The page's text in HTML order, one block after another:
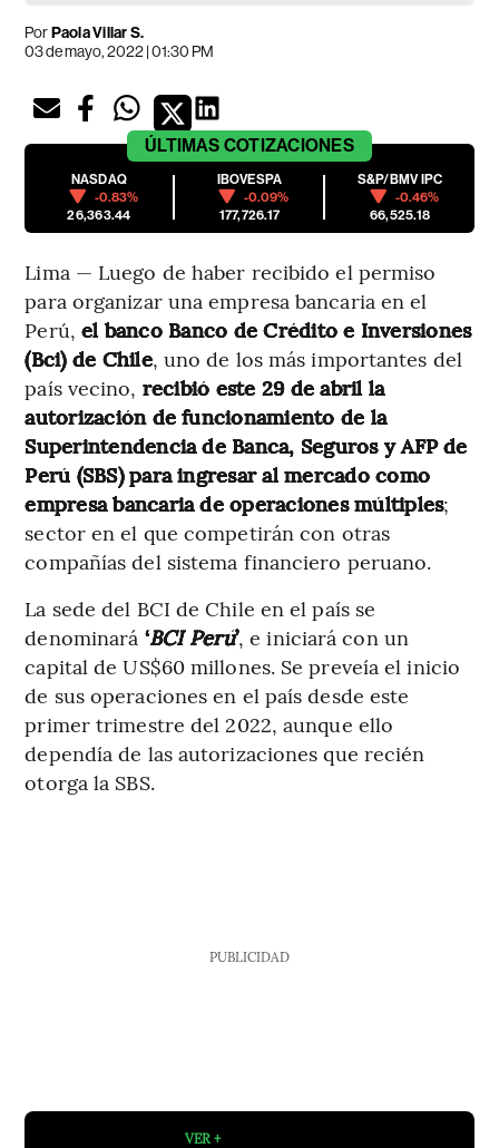
PorPaola Villar S.
03 de mayo, 2022 | 01:30 PM
ÚLTIMAS COTIZACIONES
NASDAQ
-0.83%
26,363.44
IBOVESPA
-0.09%
177,726.17
S&P/BMV IPC
-0.46%
66,525.18
Lima — Luego de haber recibido el permiso
para organizar una empresa bancaria en el
Perú, el banco Banco de Crédito e Inversiones
(Bci) de Chile, uno de los más importantes del
país vecino, recibió este 29 de abril la
autorización de funcionamiento de la
Superintendencia de Banca, Seguros y AFP de
Perú (SBS) para ingresar al mercado como
empresa bancaria de operaciones múltiples;
sector en el que competirán con otras
compañías del sistema financiero peruano.
La sede del BCI de Chile en el país se
denominará ‘BCI Perú’, e iniciará con un
capital de US$60 millones. Se preveía el inicio
de sus operaciones en el país desde este
primer trimestre del 2022, aunque ello
dependía de las autorizaciones que recién
otorga la SBS.
PUBLICIDAD
VER +